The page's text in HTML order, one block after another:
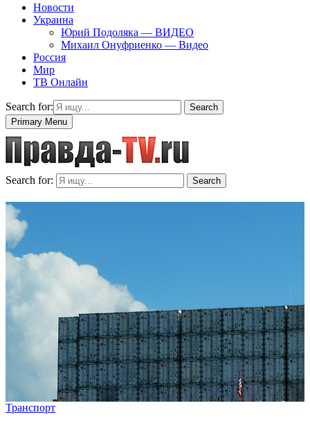
Новости
Украина
Юрий Подоляка — ВИДЕО
Михаил Онуфриенко — Видео
Россия
Мир
ТВ Онлайн
Search for:
Search
Primary Menu
Search for: Search
Транспорт